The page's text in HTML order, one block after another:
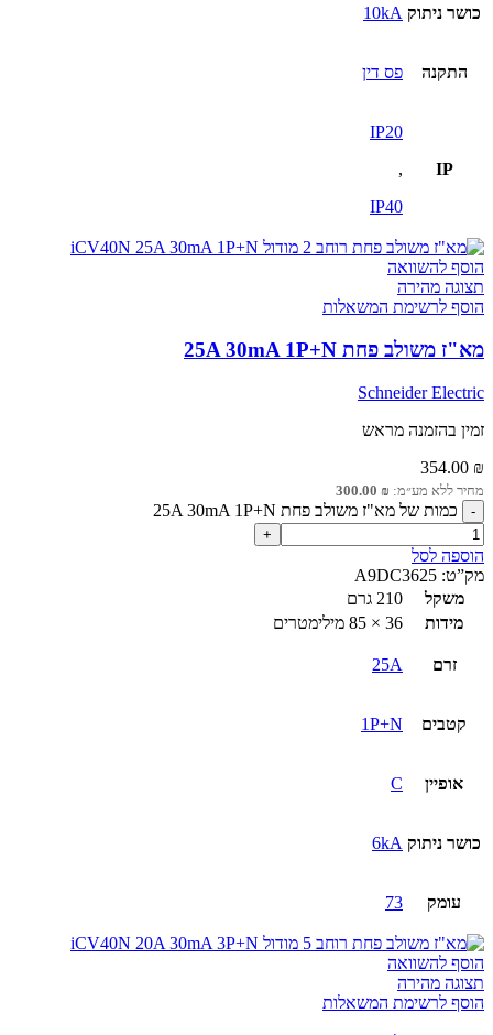
כושר ניתוק 10kA
התקנה פס דין
IP
IP20
,
IP40
הוסף להשוואה
תצוגה מהירה
הוסף לרשימת המשאלות
מא"ז משולב פחת 25A 30mA 1P+N
Schneider Electric
זמין בהזמנה מראש
354.00 ₪
מחיר ללא מע״מ: 300.00 ₪
כמות של מא"ז משולב פחת 25A 30mA 1P+N
הוספה לסל
מק”ט: A9DC3625
משקל
210 גרם
מידות
36 × 85 מילימטרים
זרם 25A
קטבים 1P+N
אופיין C
כושר ניתוק 6kA
עומק 73
הוסף להשוואה
תצוגה מהירה
הוסף לרשימת המשאלות